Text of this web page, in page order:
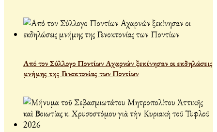
Από τον Σύλλογο Ποντίων Αχαρνών ξεκίνησαν οι εκδηλώσεις
μνήμης της Γενοκτονίας των Ποντίων